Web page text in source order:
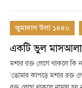
জুমাদাল উলা ১৪৪০
একটি ভুল মাসআলা
মশার রক্ত লেগে থাকলে কি
‘তোমার কাপড়ে মশার রক্ত